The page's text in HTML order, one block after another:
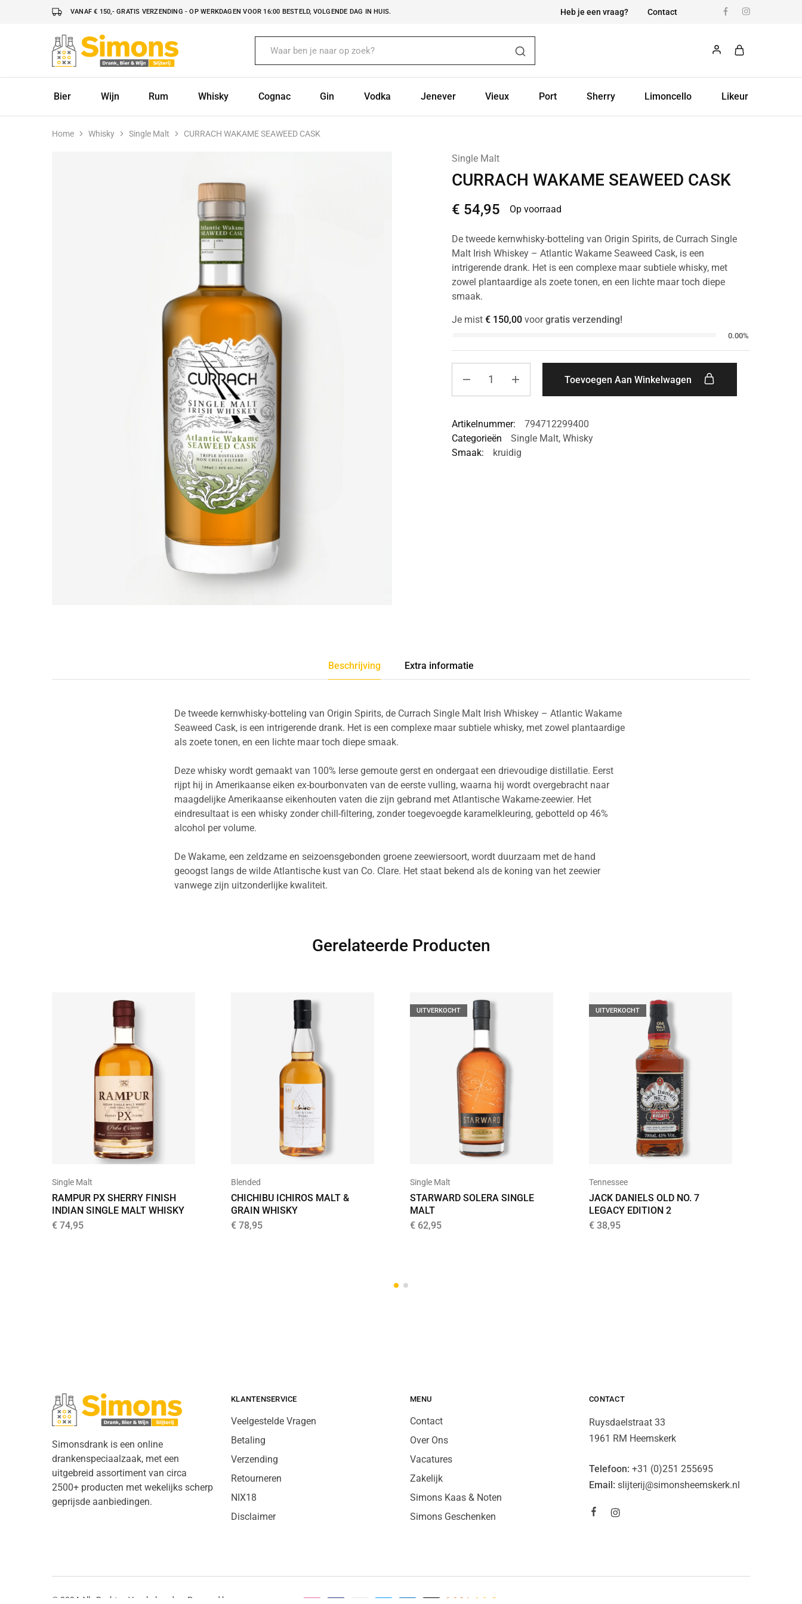
VANAF € 150,- GRATIS VERZENDING - OP WERKDAGEN VOOR 16:00 BESTELD, VOLGENDE DAG IN HUIS. Heb je een vraag? Contact
Simonsdrank.nl
Drank,
Bier
Bier
Wijn Rum Whisky Cognac Gin Vodka Jenever Vieux Port Sherry Limoncello Likeur
Home Whisky Single Malt CURRACH WAKAME SEAWEED CASK
Single Malt
CURRACH WAKAME SEAWEED CASK
€ 54,95 Op voorraad
De tweede kernwhisky-botteling van Origin Spirits, de Currach Single
Malt Irish Whiskey – Atlantic Wakame Seaweed Cask, is een
intrigerende drank. Het is een complexe maar subtiele whisky, met
zowel plantaardige als zoete tonen, en een lichte maar toch diepe
smaak.
Je mist €150,00voorgratis verzending!
0.00%
Toevoegen Aan Winkelwagen
Artikelnummer:
794712299400
Categorieën
Single Malt, Whisky
Smaak:
kruidig
Beschrijving Extra informatie
De tweede kernwhisky-botteling van Origin Spirits, de Currach Single Malt Irish Whiskey – Atlantic Wakame
Seaweed Cask, is een intrigerende drank. Het is een complexe maar subtiele whisky, met zowel plantaardige
als zoete tonen, en een lichte maar toch diepe smaak.
Deze whisky wordt gemaakt van 100% Ierse gemoute gerst en ondergaat een drievoudige distillatie. Eerst
rijpt hij in Amerikaanse eiken ex-bourbonvaten van de eerste vulling, waarna hij wordt overgebracht naar
maagdelijke Amerikaanse eikenhouten vaten die zijn gebrand met Atlantische Wakame-zeewier. Het
eindresultaat is een whisky zonder chill-filtering, zonder toegevoegde karamelkleuring, gebotteld op 46%
alcohol per volume.
De Wakame, een zeldzame en seizoensgebonden groene zeewiersoort, wordt duurzaam met de hand
geoogst langs de wilde Atlantische kust van Co. Clare. Het staat bekend als de koning van het zeewier
vanwege zijn uitzonderlijke kwaliteit.
Gerelateerde Producten
Single Malt
RAMPUR PX SHERRY FINISH
INDIAN SINGLE MALT WHISKY
€ 74,95
Blended
CHICHIBU ICHIROS MALT &
GRAIN WHISKY
€ 78,95
UITVERKOCHT
Single Malt
STARWARD SOLERA SINGLE
MALT
€ 62,95
UITVERKOCHT
Tennessee
JACK DANIELS OLD NO. 7
LEGACY EDITION 2
€ 38,95
Simonsdrank is een online
drankenspeciaalzaak, met een
uitgebreid assortiment van circa
2500+ producten met wekelijks scherp
geprijsde aanbiedingen.
KLANTENSERVICE
Veelgestelde Vragen
Betaling
Verzending
Retourneren
NIX18
Disclaimer
MENU
Contact
Over Ons
Vacatures
Zakelijk
Simons Kaas & Noten
Simons Geschenken
CONTACT
Ruysdaelstraat 33
1961 RM Heemskerk
Telefoon: +31 (0)251 255695
Email: slijterij@simonsheemskerk.nl
© 2024 Alle Rechten Voorbehouden. Powered by